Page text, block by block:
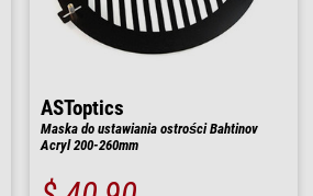
ASToptics
Maska do ustawiania ostrości Bahtinov
Acryl 200-260mm